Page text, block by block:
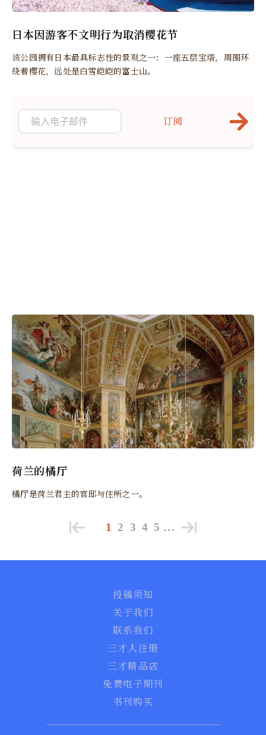
日本因游客不文明行为取消樱花节
该公园拥有日本最具标志性的景观之一：一座五层宝塔，周围环
绕着樱花，远处是白雪皑皑的富士山。
荷兰的橘厅
橘厅是荷兰君主的官邸与住所之一。
订阅
1 2 3 4 5 …
投稿须知
关于我们
联系我们
三才人注册
三才精品店
免费电子期刊
书刊购买